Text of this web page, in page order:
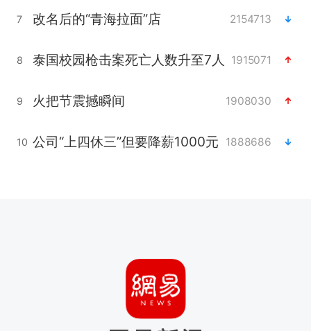
7 改名后的“青海拉面”店 2154713
8 泰国校园枪击案死亡人数升至7人 1915071
9 火把节震撼瞬间 1908030
10 公司“上四休三”但要降薪1000元 1888686